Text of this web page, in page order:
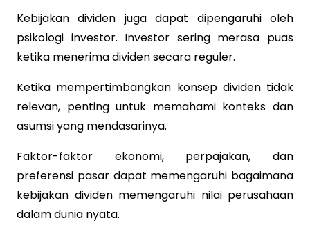
Kebijakan dividen juga dapat dipengaruhi oleh
psikologi investor. Investor sering merasa puas
ketika menerima dividen secara reguler.
Ketika mempertimbangkan konsep dividen tidak
relevan, penting untuk memahami konteks dan
asumsi yang mendasarinya.
Faktor-faktor ekonomi, perpajakan, dan
preferensi pasar dapat memengaruhi bagaimana
kebijakan dividen memengaruhi nilai perusahaan
dalam dunia nyata.